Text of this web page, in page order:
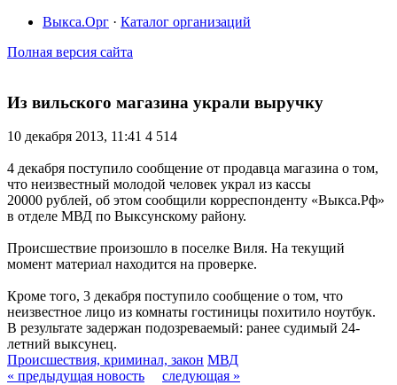
Выкса.Орг · Каталог организаций
Полная версия сайта
Из вильского магазина украли выручку
10 декабря 2013, 11:41 4 514
4 декабря поступило сообщение от продавца магазина о том,
что неизвестный молодой человек украл из кассы
20000 рублей, об этом сообщили корреспонденту «Выкса.Рф»
в отделе МВД по Выксунскому району.
Происшествие произошло в поселке Виля. На текущий
момент материал находится на проверке.
Кроме того, 3 декабря поступило сообщение о том, что
неизвестное лицо из комнаты гостиницы похитило ноутбук.
В результате задержан подозреваемый: ранее судимый 24-
летний выксунец.
Происшествия, криминал, закон МВД
« предыдущая новость
следующая »